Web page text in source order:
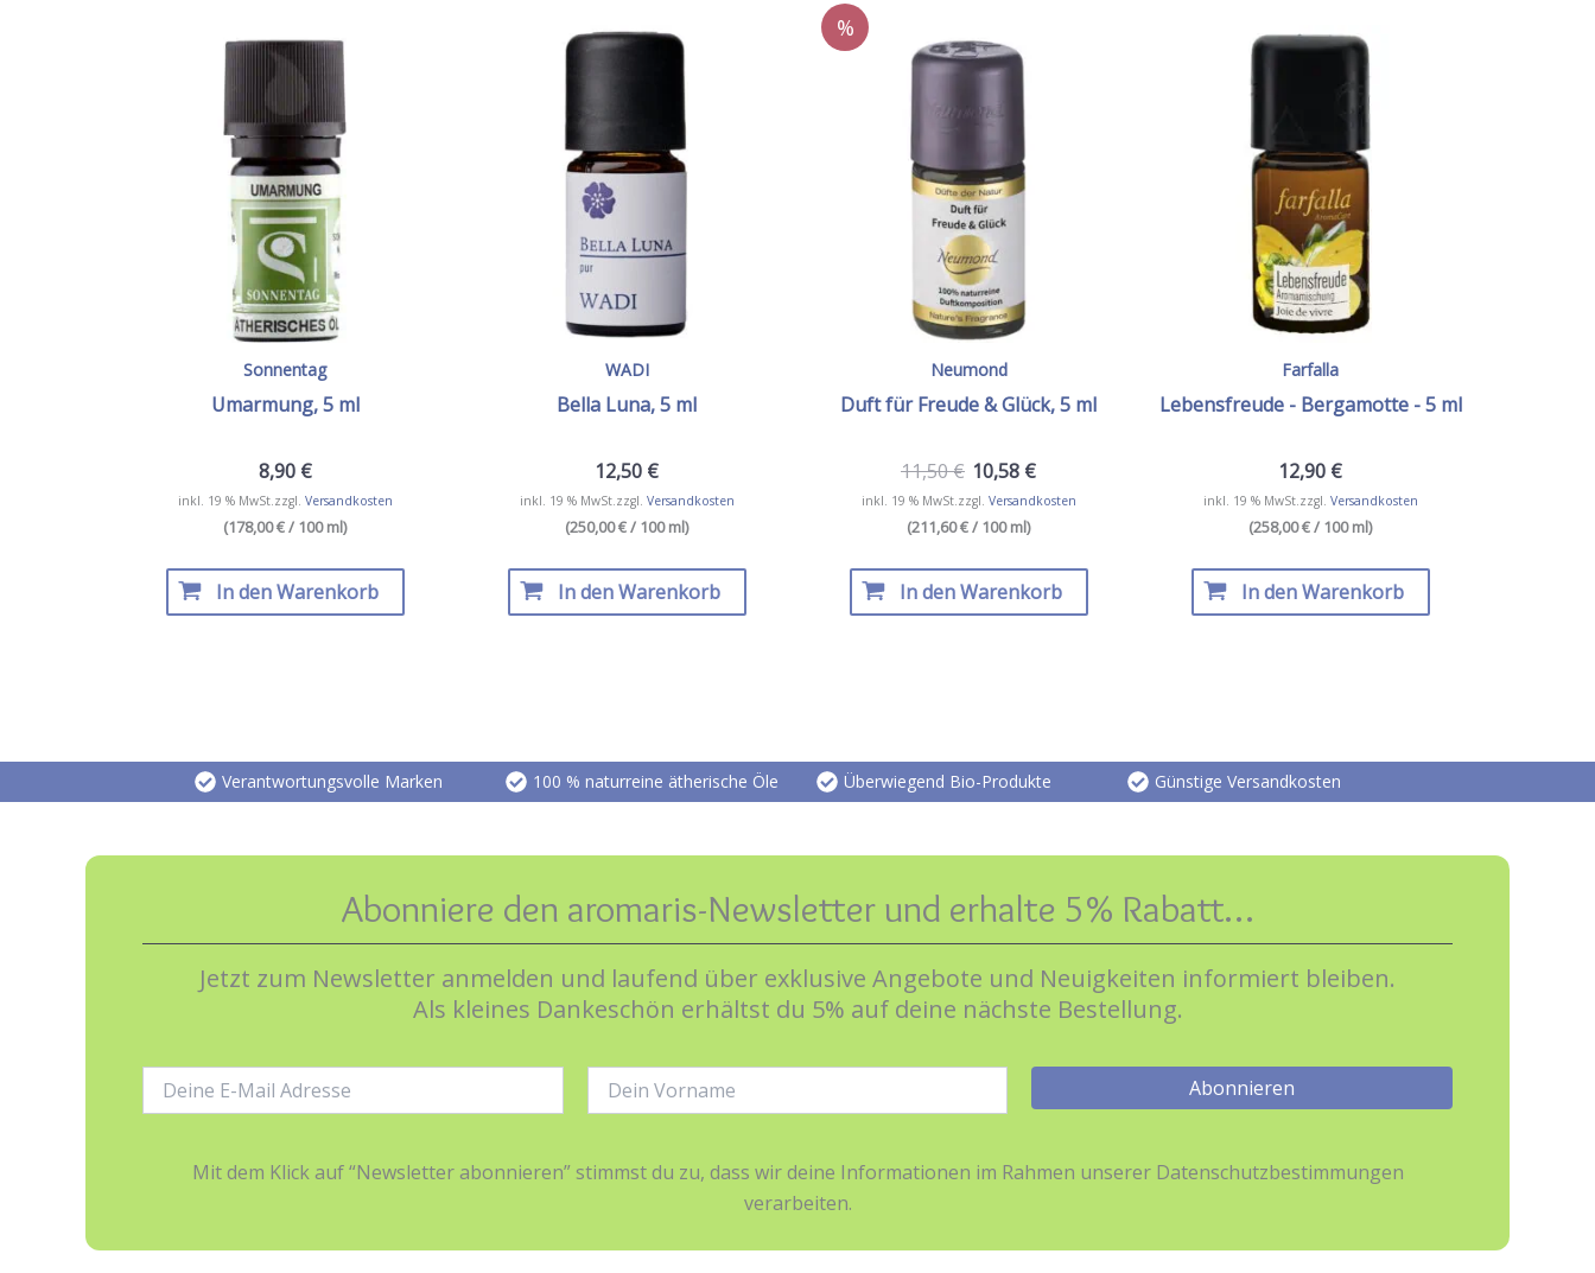
Sonnentag
Umarmung, 5 ml
8,90 €
inkl. 19 % MwSt.zzgl. Versandkosten
(178,00 € / 100 ml)
In den Warenkorb
WADI
Bella Luna, 5 ml
12,50 €
inkl. 19 % MwSt.zzgl. Versandkosten
(250,00 € / 100 ml)
In den Warenkorb
%
Neumond
Duft für Freude & Glück, 5 ml
11,50€ 10,58 €
inkl. 19 % MwSt.zzgl. Versandkosten
(211,60 € / 100 ml)
In den Warenkorb
Farfalla
Lebensfreude - Bergamotte - 5 ml
12,90 €
inkl. 19 % MwSt.zzgl. Versandkosten
(258,00 € / 100 ml)
In den Warenkorb
Verantwortungsvolle Marken 100 % naturreine ätherische Öle Überwiegend Bio-Produkte Günstige Versandkosten
Abonniere den aromaris-Newsletter und erhalte 5% Rabatt…
Jetzt zum Newsletter anmelden und laufend über exklusive Angebote und Neuigkeiten informiert bleiben.
Als kleines Dankeschön erhältst du 5% auf deine nächste Bestellung.
Mail-
Mit dem Klick auf “Newsletter abonnieren” stimmst du zu, dass wir deine Informationen im Rahmen unserer Datenschutzbestimmungen
verarbeiten.